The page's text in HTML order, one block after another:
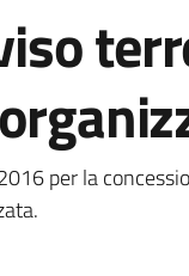
per la